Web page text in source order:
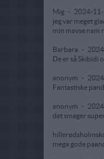
Mig - 2024-
jeg var meget
min mavse nam
Barbara -
De er så
anonym -
Fantastiske
anonym -
det smager
mega gode